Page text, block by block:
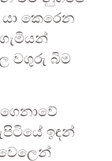
කෙරෙන
වගුරු බිම
ඉඳන්